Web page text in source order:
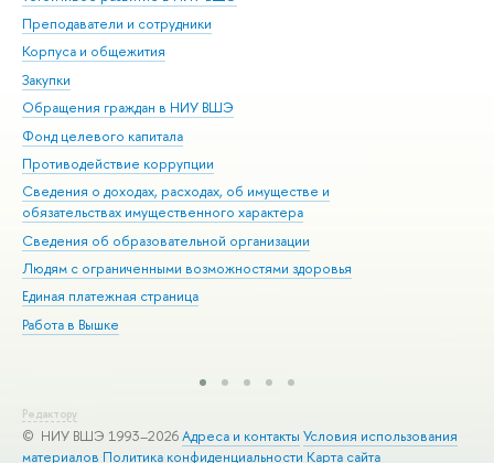
Преподаватели и сотрудники
Корпуса и общежития
Закупки
Обращения граждан в НИУ ВШЭ
Фонд целевого капитала
Противодействие коррупции
Сведения о доходах, расходах, об имуществе и
обязательствах имущественного характера
Сведения об образовательной организации
Людям с ограниченными возможностями здоровья
Единая платежная страница
Работа в Вышке
Редактору
© НИУ ВШЭ 1993–2026Адреса и контакты Условия использования
материалов Политика конфиденциальности Карта сайта